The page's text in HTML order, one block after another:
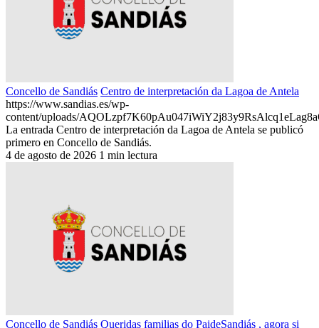
Concello de Sandiás Centro de interpretación da Lagoa de Antela
https://www.sandias.es/wp-
content/uploads/
La entrada Centro de interpretación da Lagoa de Antela se publicó
primero en Concello de Sandiás.
4 de agosto de 2026 1 min lectura
Concello de Sandiás Queridas familias do PaideSandiás , agora si